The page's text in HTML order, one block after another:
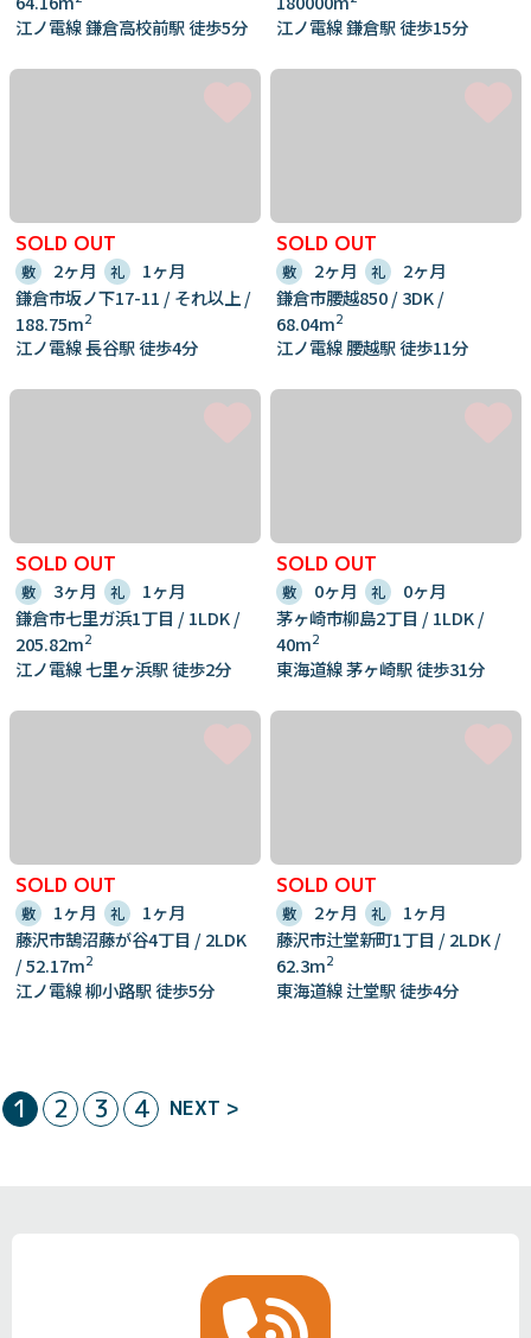
江ノ電線 鎌倉高校前駅 徒歩5分 江ノ電線 鎌倉駅 徒歩15分
SOLD OUT
敷 2ヶ月 礼
1ヶ月
鎌倉市坂ノ下17-11 / それ以上 /
188.75m2
江ノ電線 長谷駅 徒歩4分
SOLD OUT
敷 2ヶ月 礼
2ヶ月
鎌倉市腰越850 / 3DK /
68.04m2
江ノ電線 腰越駅 徒歩11分
SOLD OUT
敷 3ヶ月 礼
1ヶ月
鎌倉市七里ガ浜1丁目 / 1LDK /
205.82m2
江ノ電線 七里ヶ浜駅 徒歩2分
SOLD OUT
敷 0ヶ月 礼
0ヶ月
茅ヶ崎市柳島2丁目 / 1LDK /
40m2
東海道線 茅ヶ崎駅 徒歩31分
SOLD OUT
敷 1ヶ月 礼
1ヶ月
藤沢市鵠沼藤が谷4丁目 / 2LDK
/ 52.17m2
江ノ電線 柳小路駅 徒歩5分
SOLD OUT
敷 2ヶ月 礼
1ヶ月
藤沢市辻堂新町1丁目 / 2LDK /
62.3m2
東海道線 辻堂駅 徒歩4分
1 2 3 4 NEXT >